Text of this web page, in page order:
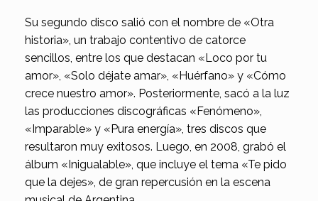
Su segundo disco salió con el nombre de «Otra
historia», un trabajo contentivo de catorce
sencillos, entre los que destacan «Loco por tu
amor», «Solo déjate amar», «Huérfano» y «Cómo
crece nuestro amor». Posteriormente, sacó a la luz
las producciones discográficas «Fenómeno»,
«Imparable» y «Pura energía», tres discos que
resultaron muy exitosos. Luego, en 2008, grabó el
álbum «Inigualable», que incluye el tema «Te pido
que la dejes», de gran repercusión en la escena